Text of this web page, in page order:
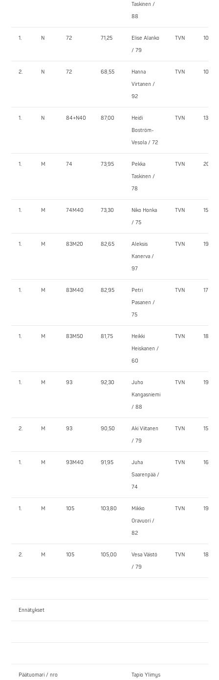
Taskinen /
88
1. N 72 71,25
Elise Alanko
/ 79
TVN 100,0
2. N 72 68,55
Hanna
Virtanen /
92
TVN 107,5
1. N 84+N40 87,00
Heidi
Boström-
Vesola / 72
TVN 130,0
1. M 74 73,95
Pekka
Taskinen /
78
TVN 205,0
1. M 74M40 73,30
Niko Honka
/ 75
TVN 155,0
1. M 83M20 82,65
Aleksis
Kanerva /
97
TVN 190,0
1. M 83M40 82,95
Petri
Pasanen /
75
TVN 175,0
1. M 83M50 81,75
Heikki
Heiskanen /
60
TVN 180,0
1. M 93 92,30
Juho
Kangasniemi
/ 88
TVN 190,0
2. M 93 90,50
Aki Viitanen
/ 79
TVN 150,0
1. M 93M40 91,95
Juha
Saarenpää /
74
TVN 160,0
1. M 105 103,80
Mikko
Oravuori /
82
TVN 195,0
2. M 105 105,00
Vesa Väistö
/ 79
TVN 180,0
Ennätykset
Päätuomari / nro
Tapio Ylimys